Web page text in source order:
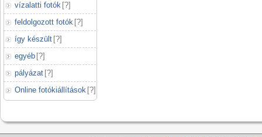
vízalatti fotók [?]
feldolgozott fotók [?]
így készült [?]
egyéb [?]
pályázat [?]
Online fotókiállítások [?]